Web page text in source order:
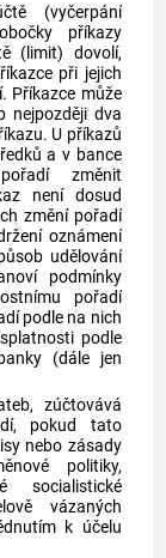
(vyčerpání
příkazy
(limit) dovolí,
při jejich
Příkazce může
nejpozději dva
U příkazů
a v bance
změnit
není dosud
změní pořadí
oznámení
udělování
podmínky
pořadí
podle na nich
podle
(dále jen
zúčtovává
pokud tato
nebo zásady
politiky,
socialistické
vázaných
k účelu